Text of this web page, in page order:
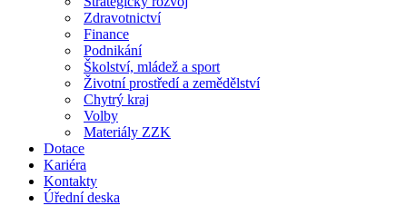
Zdravotnictví
Finance
Podnikání
Školství, mládež a sport
Životní prostředí a zemědělství
Chytrý kraj
Volby
Materiály ZZK
Dotace
Kariéra
Kontakty
Úřední deska